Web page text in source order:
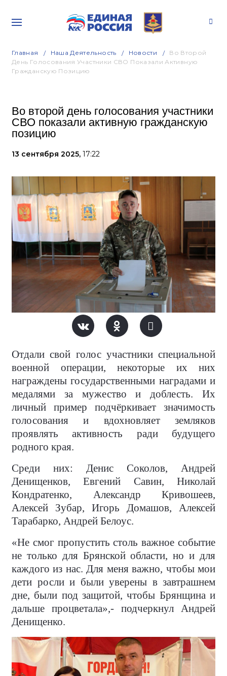
Главная Наша Деятельность Новости
Во Второй
День Голосования Участники СВО Показали Активную
Гражданскую Позицию
Во второй день голосования участники
СВО показали активную гражданскую
позицию
13 сентября 2025, 17:22
Отдали свой голос участники специальной
военной операции, некоторые их них
награждены государственными наградами и
медалями за мужество и доблесть. Их
личный пример подчёркивает значимость
голосования и вдохновляет земляков
проявлять активность ради будущего
родного края.
Среди них: Денис Соколов, Андрей
Денищенков, Евгений Савин, Николай
Кондратенко, Александр Кривошеев,
Алексей Зубар, Игорь Домашов, Алексей
Тарабарко, Андрей Белоус.
«Не смог пропустить столь важное событие
не только для Брянской области, но и для
каждого из нас. Для меня важно, чтобы мои
дети росли и были уверены в завтрашнем
дне, были под защитой, чтобы Брянщина и
дальше процветала»,- подчеркнул Андрей
Денищенко.